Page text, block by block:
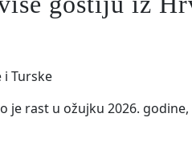
je rast u ožujku 2026.